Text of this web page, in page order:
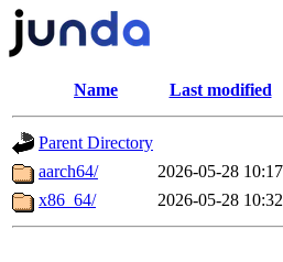
Name Last modified
Parent Directory
aarch64/
2026-05-28 10:17
x86_64/
2026-05-28 10:32